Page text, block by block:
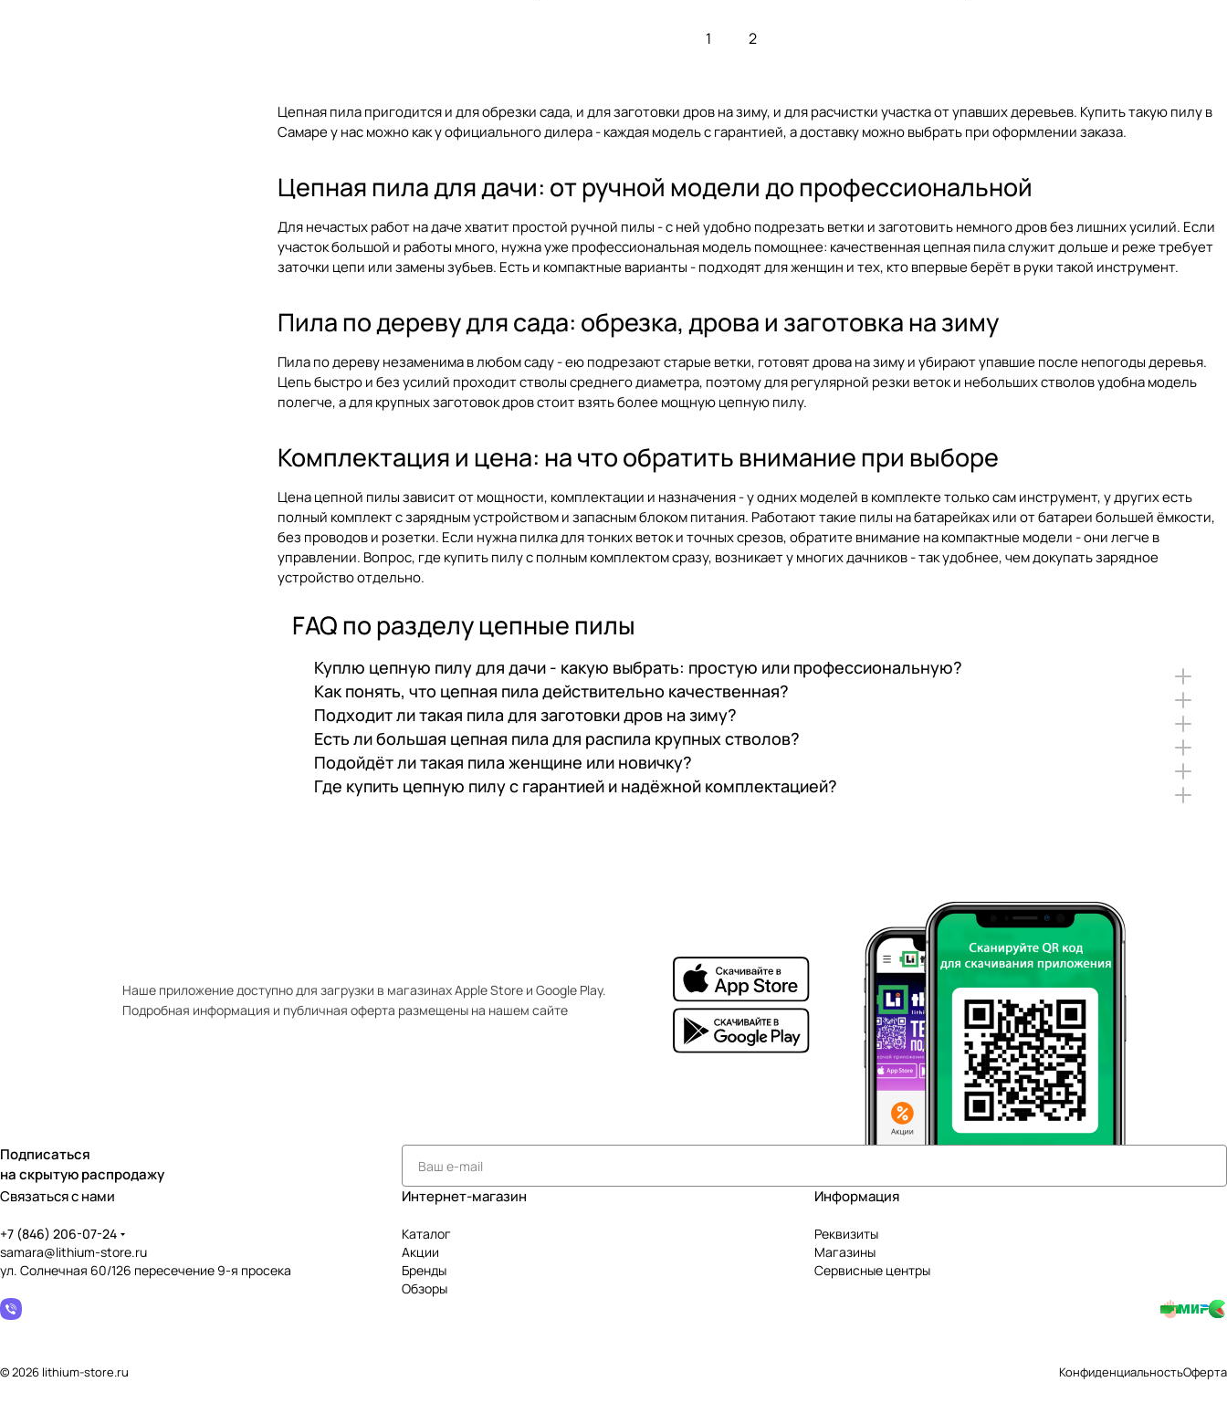
1 2
Цепная пила пригодится и для обрезки сада, и для заготовки дров на зиму, и для расчистки участка от упавших деревьев. Купить такую пилу в
Самаре у нас можно как у официального дилера - каждая модель с гарантией, а доставку можно выбрать при оформлении заказа.
Цепная пила для дачи: от ручной модели до профессиональной
Для нечастых работ на даче хватит простой ручной пилы - с ней удобно подрезать ветки и заготовить немного дров без лишних усилий. Если
участок большой и работы много, нужна уже профессиональная модель помощнее: качественная цепная пила служит дольше и реже требует
заточки цепи или замены зубьев. Есть и компактные варианты - подходят для женщин и тех, кто впервые берёт в руки такой инструмент.
Пила по дереву для сада: обрезка, дрова и заготовка на зиму
Пила по дереву незаменима в любом саду - ею подрезают старые ветки, готовят дрова на зиму и убирают упавшие после непогоды деревья.
Цепь быстро и без усилий проходит стволы среднего диаметра, поэтому для регулярной резки веток и небольших стволов удобна модель
полегче, а для крупных заготовок дров стоит взять более мощную цепную пилу.
Комплектация и цена: на что обратить внимание при выборе
Цена цепной пилы зависит от мощности, комплектации и назначения - у одних моделей в комплекте только сам инструмент, у других есть
полный комплект с зарядным устройством и запасным блоком питания. Работают такие пилы на батарейках или от батареи большей ёмкости,
без проводов и розетки. Если нужна пилка для тонких веток и точных срезов, обратите внимание на компактные модели - они легче в
управлении. Вопрос, где купить пилу с полным комплектом сразу, возникает у многих дачников - так удобнее, чем докупать зарядное
устройство отдельно.
FAQ по разделу цепные пилы
Куплю цепную пилу для дачи - какую выбрать: простую или профессиональную?
Как понять, что цепная пила действительно качественная?
Подходит ли такая пила для заготовки дров на зиму?
Есть ли большая цепная пила для распила крупных стволов?
Подойдёт ли такая пила женщине или новичку?
Где купить цепную пилу с гарантией и надёжной комплектацией?
Наше приложение доступно для загрузки в магазинах Apple Store и Google Play.
Подробная информация и публичная оферта размещены на нашем сайте
Подписаться
на скрытую распродажу
Связаться с нами
+7 (846) 206-07-24
samara@lithium-store.ru
ул. Солнечная 60/126 пересечение 9-я просека
Интернет-магазин
Каталог
Акции
Бренды
Обзоры
Информация
Реквизиты
Магазины
Сервисные центры
© 2026 lithium-store.ru КонфиденциальностьОферта